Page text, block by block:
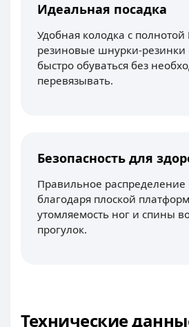
Идеальная посадка
Удобная колодка с полнотой
резиновые шнурки-резинки
быстро обуваться без
перевязывать.
Безопасность для
Правильное распределение
благодаря плоской
утомляемость ног и спины
прогулок.
Технические